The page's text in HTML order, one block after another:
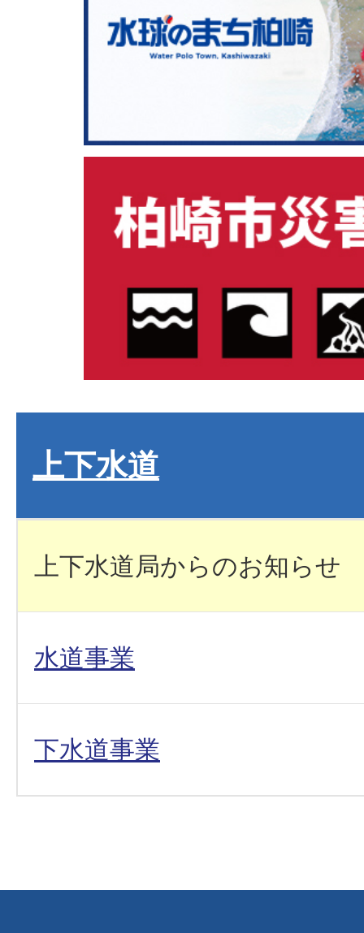
上下水道
上下水道局からのお知らせ
水道事業
下水道事業